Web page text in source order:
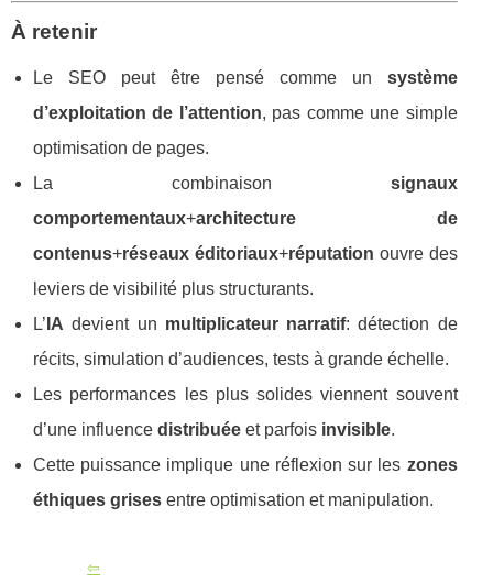
À retenir
Le SEO peut être pensé comme un système
d’exploitation de l’attention, pas comme une simple
optimisation de pages.
La combinaison signaux
comportementaux+architecture de
contenus+réseaux éditoriaux+réputation ouvre des
leviers de visibilité plus structurants.
L’ IA devient un multiplicateur narratif: détection de
récits, simulation d’audiences, tests à grande échelle.
Les performances les plus solides viennent souvent
d’une influence distribuée et parfois invisible.
Cette puissance implique une réflexion sur les zones
éthiques grises entre optimisation et manipulation.